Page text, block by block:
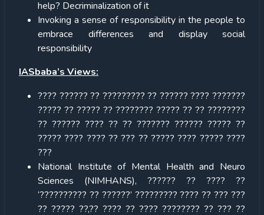
help? Decriminalization of it
Invoking a sense of responsibility in the people to
embrace differences and display social
responsibility
IASbaba’s Views:
???? ?????? ?? ????????? ?? ?????? ???? ???????
????? ?? ????? ?? ???????? ????? ?? ?? ????????
?? ?????? ???? ?? ?? ??????? ?????? ????? ??
????? ???? ???? ?? ??? ?? ????? ???? ????? ????
???
National Institute of Mental Health and Neuro
Sciences (NIMHANS), ?????? ?? ???? ??
‘?????????? ?? ??????’ ????????? ???? ?? ??? ???
?? ????? ??,?? ???? ?? ???? ???????? ?? ??? ??